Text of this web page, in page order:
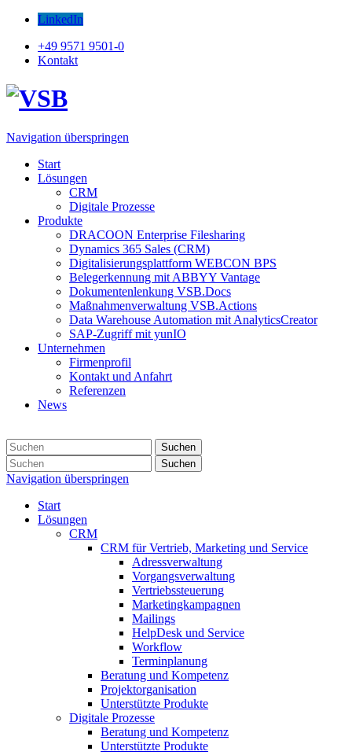
LinkedIn
+49 9571 9501-0
Kontakt
Navigation überspringen
Start
Lösungen
CRM
Digitale Prozesse
Produkte
DRACOON Enterprise Filesharing
Dynamics 365 Sales (CRM)
Digitalisierungsplattform WEBCON BPS
Belegerkennung mit ABBYY Vantage
Dokumentenlenkung VSB.Docs
Maßnahmenverwaltung VSB.Actions
Data Warehouse Automation mit AnalyticsCreator
SAP-Zugriff mit yunIO
Unternehmen
Firmenprofil
Kontakt und Anfahrt
Referenzen
News
Suchen
Suchen
Navigation überspringen
Start
Lösungen
CRM
CRM für Vertrieb, Marketing und Service
Adressverwaltung
Vorgangsverwaltung
Vertriebssteuerung
Marketingkampagnen
Mailings
HelpDesk und Service
Workflow
Terminplanung
Beratung und Kompetenz
Projektorganisation
Unterstützte Produkte
Digitale Prozesse
Beratung und Kompetenz
Unterstützte Produkte